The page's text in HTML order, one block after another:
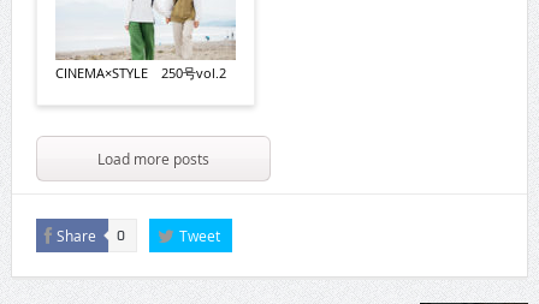
CINEMA×STYLE 250号vol.2
Load more posts
Share 0 Tweet